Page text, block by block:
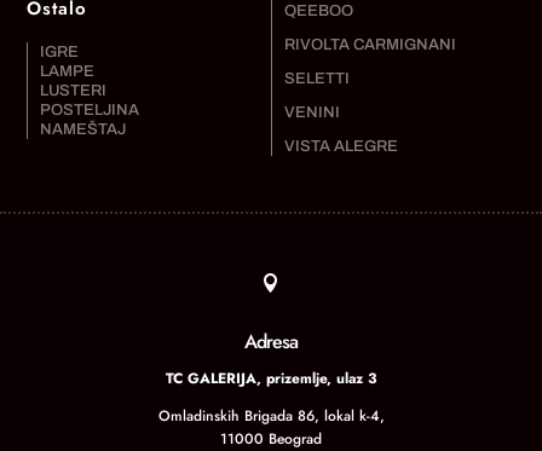
Ostalo
IGRE
LAMPE
LUSTERI
POSTELJINA
NAMEŠTAJ
QEEBOO
RIVOLTA CARMIGNANI
SELETTI
VENINI
VISTA ALEGRE

Adresa
TC GALERIJA, prizemlje, ulaz 3
Omladinskih Brigada 86, lokal k-4,
11000 Beograd